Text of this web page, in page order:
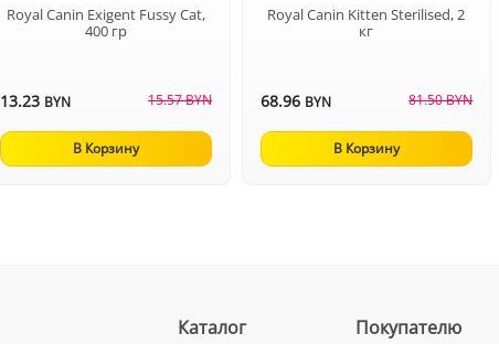
Royal Canin Exigent Fussy Cat,
400 гр
13.23 BYN 15.57 BYN
В Корзину
Royal Canin Kitten Sterilised, 2
кг
68.96 BYN 81.50 BYN
В Корзину
Каталог Покупателю